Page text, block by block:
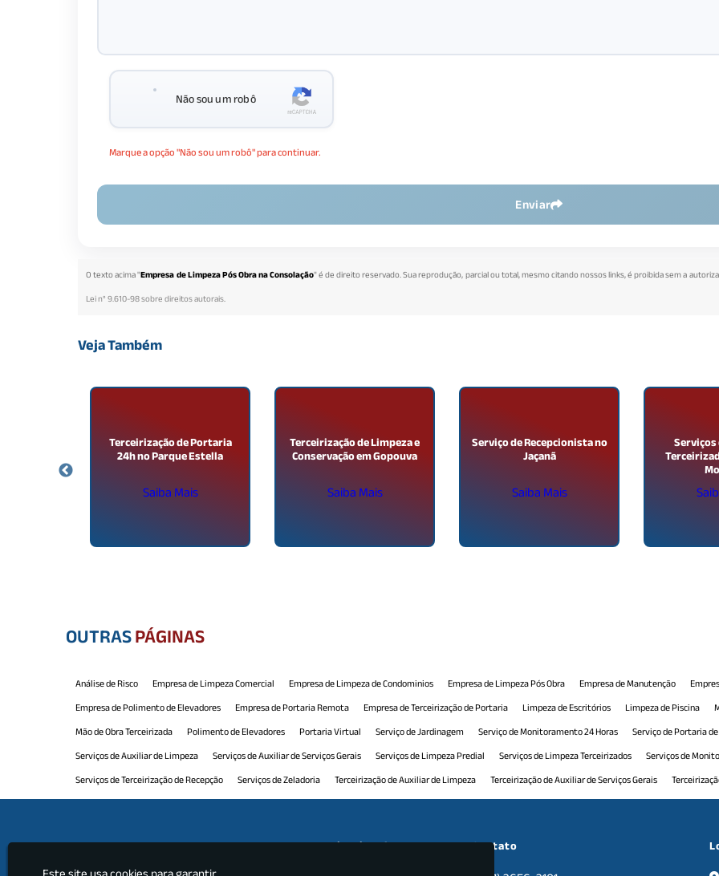
Não sou um robô
Marque a opção "Não sou um robô" para continuar.
Enviar
O texto acima "Empresa de Limpeza Pós Obra na Consolação" é de direito reservado. Sua reprodução, parcial ou total, mesmo citando nossos links, é proibida sem a
Lei n° 9.610-98 sobre direitos autorais.
Veja Também
Terceirização de Portaria
24h no Parque Estella
Saiba Mais
Terceirização de Limpeza e
Conservação em Gopouva
Saiba Mais
Serviço de Recepcionista no
Jaçanã
Saiba Mais
OUTRASPÁGINAS
Análise de Risco Empresa de Limpeza Comercial Empresa de Limpeza de Condominios Empresa de Limpeza Pós Obra Empresa de Manutenção
Empresa de Polimento de Elevadores
Empresa de Portaria Remota Empresa de Terceirização de Portaria Limpeza de Escritórios Limpeza de Piscina
Mão de Obra Terceirizada
Polimento de Elevadores Portaria Virtual Serviço de Jardinagem Serviço de Monitoramento 24 Horas Serviço de Portaria
Serviços de Auxiliar de Limpeza
Serviços de Auxiliar de Serviços Gerais Serviços de Limpeza Predial Serviços de Limpeza Terceirizados Serviços de
Serviços de Terceirização de Recepção
Serviços de Zeladoria Terceirização de Auxiliar de Limpeza Terceirização de Auxiliar de Serviços Gerais
Terceirização de Limpeza e Conservação
Terceirização de Manutenção Comercial Terceirização de Manutenção Predial Terceirização de Monitoramento
Institucional Contato